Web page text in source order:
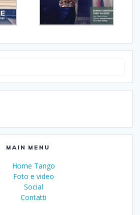
MAIN MENU
Home Tango
Foto e video
Social
Contatti